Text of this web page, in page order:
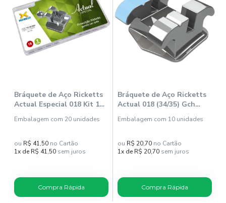
Bráquete de Aço Ricketts
Actual Especial 018 Kit 1
Embalagem com 20 unidades
ou R$ 41,50 no Cartão
1x de R$ 41,50 sem juros
Compra Rápida
Bráquete de Aço Ricketts
Actual 018 (34/35) Gch
Embalagem com 10 unidades
ou R$ 20,70 no Cartão
1x de R$ 20,70 sem juros
Compra Rápida